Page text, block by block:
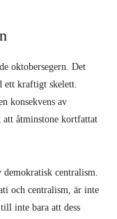
oktobersegern. Det
ett kraftigt skelett.
konsekvens av
att åtminstone kortfattat
demokratisk centralism.
och centralism, är inte
inte bara att dess